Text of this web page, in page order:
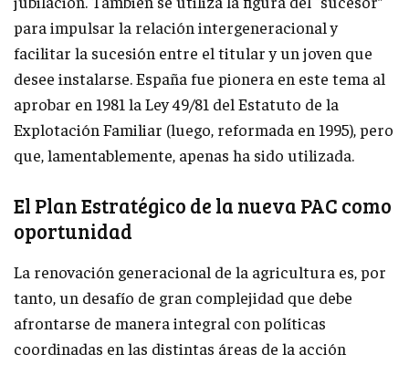
para impulsar la relación intergeneracional y
facilitar la sucesión entre el titular y un joven que
desee instalarse. España fue pionera en este tema al
aprobar en 1981 la Ley 49/81 del Estatuto de la
Explotación Familiar (luego, reformada en 1995), pero
que, lamentablemente, apenas ha sido utilizada.
El Plan Estratégico de la nueva PAC como
oportunidad
La renovación generacional de la agricultura es, por
tanto, un desafío de gran complejidad que debe
afrontarse de manera integral con políticas
coordinadas en las distintas áreas de la acción